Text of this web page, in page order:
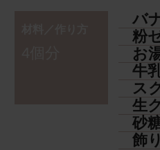
バ
粉
お
牛
ス
生
砂
飾